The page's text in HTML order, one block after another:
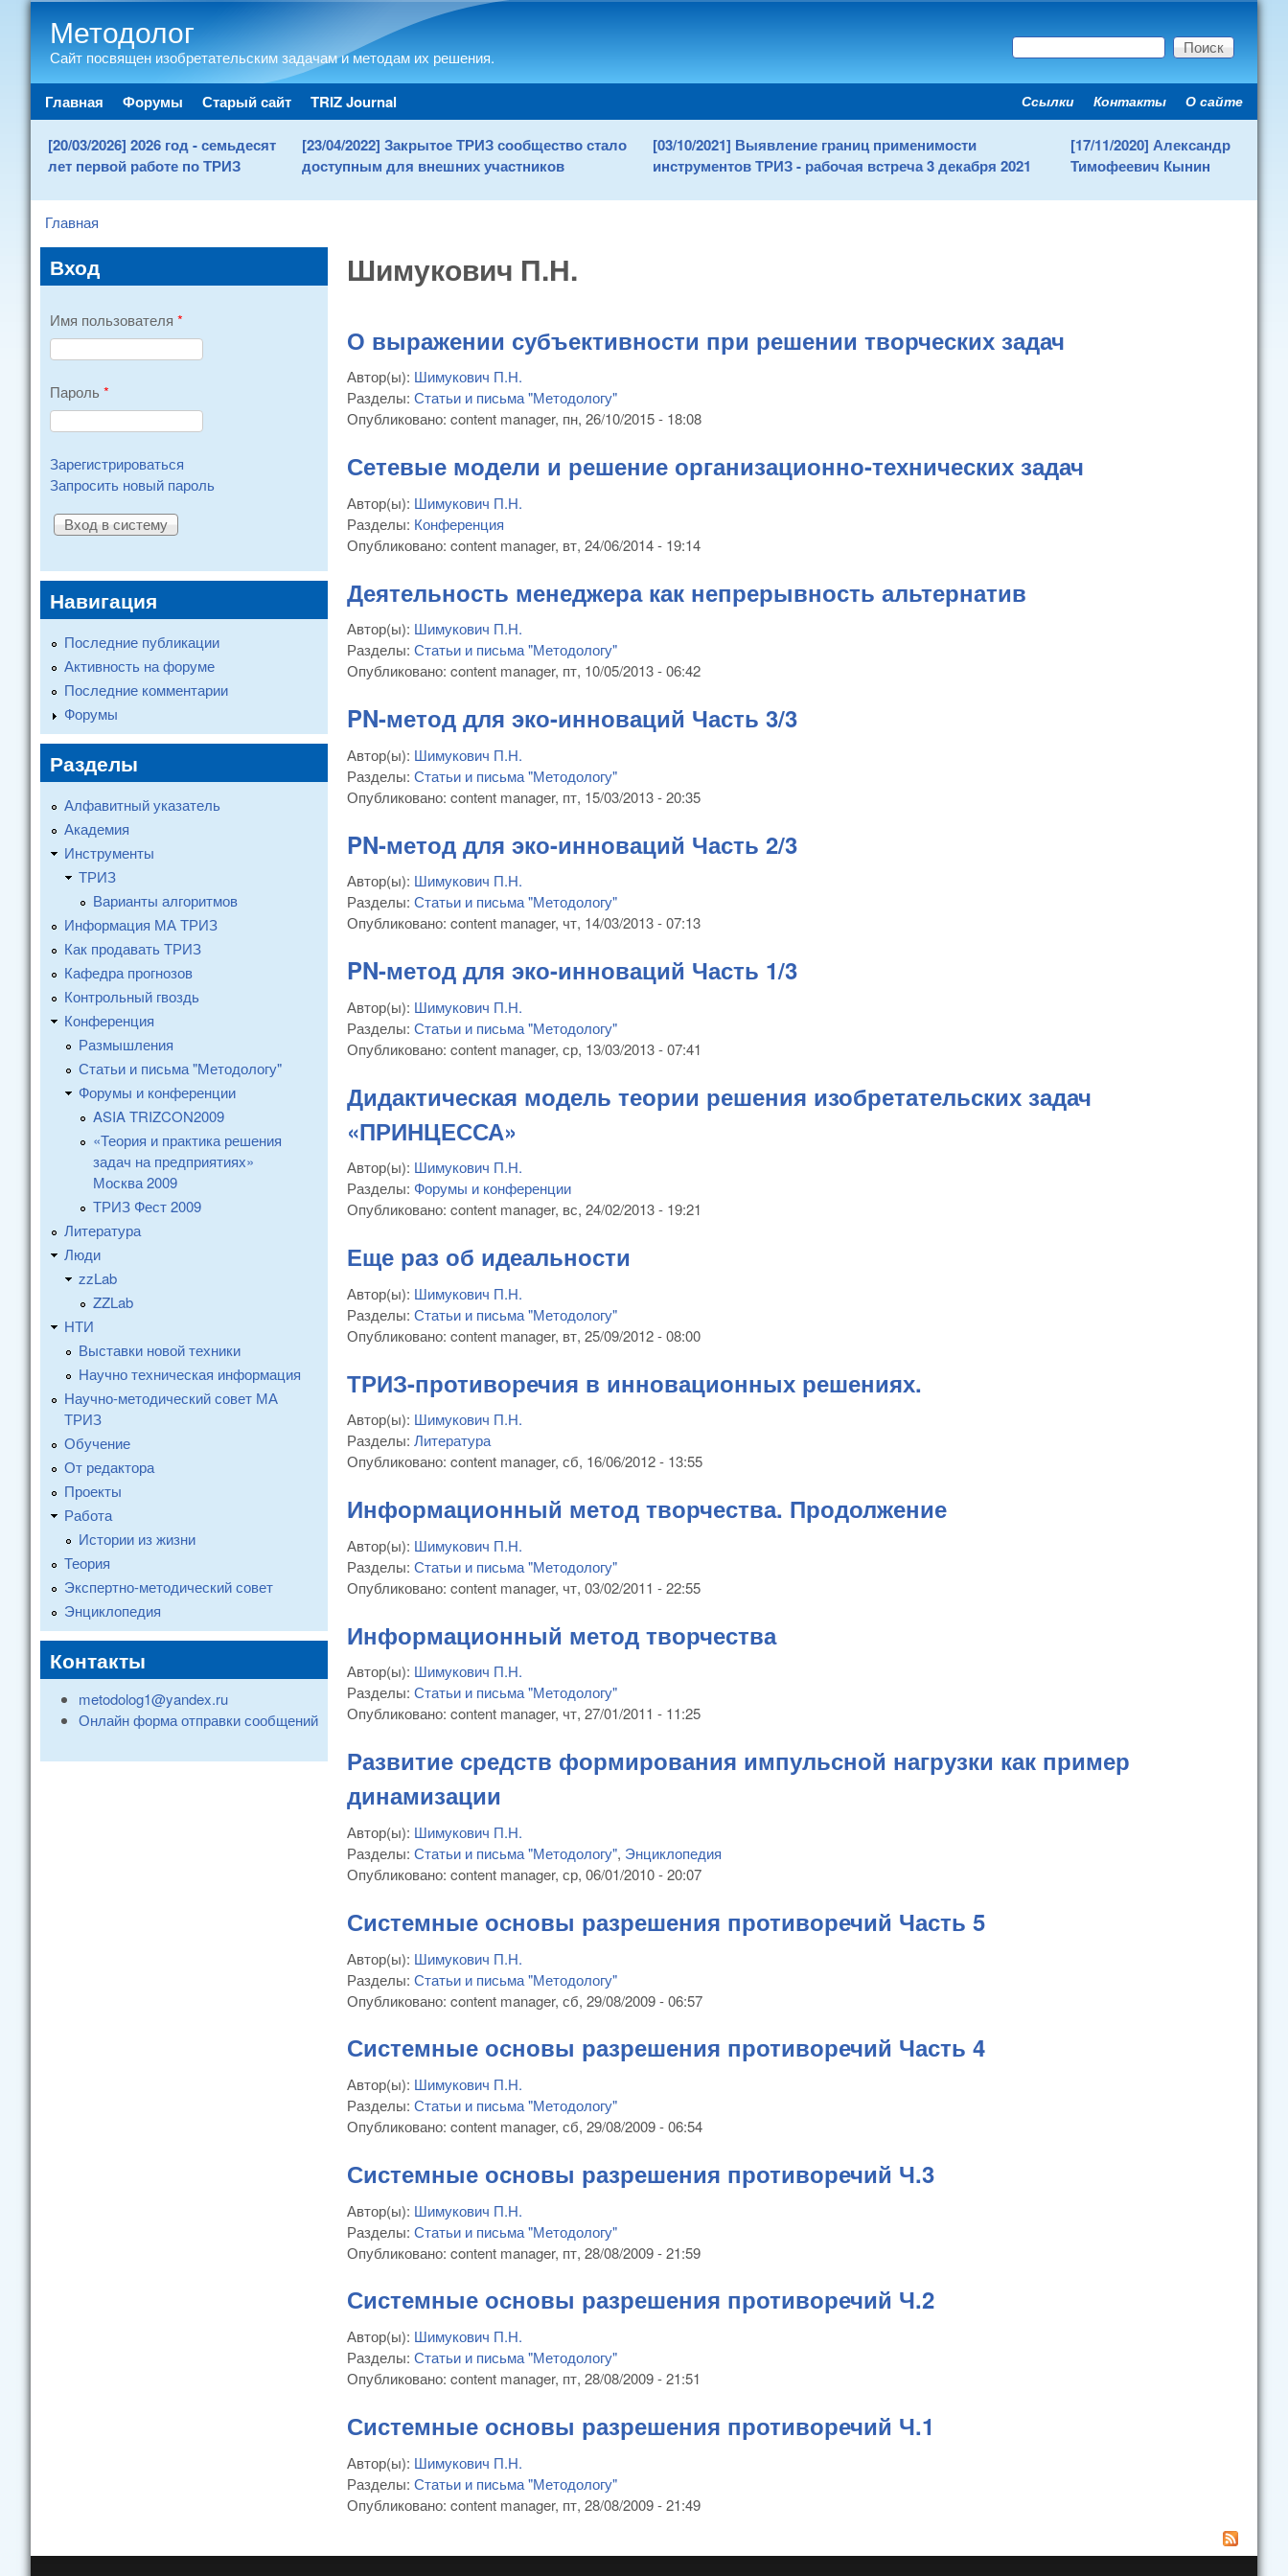
Методолог
Сайт посвящен изобретательским задачам и методам их решения. Форма поиска
Поиск
Main menu
Главная Форумы Старый сайт TRIZ Journal Secondary menu
Ссылки Контакты О сайте
[20/03/2026] 2026 год - семьдесят
лет первой работе по ТРИЗ
[23/04/2022] Закрытое ТРИЗ сообщество стало
доступным для внешних участников
[03/10/2021] Выявление границ применимости
инструментов ТРИЗ - рабочая встреча 3 декабря 2021
[17/11/2020] Александр
Тимофеевич Кынин
You are here
Главная
Шимукович П.Н.
О выражении субъективности при решении творческих задач
Автор(ы): Шимукович П.Н.
Разделы: Статьи и письма "Методологу"
Опубликовано: content manager, пн, 26/10/2015 - 18:08
Сетевые модели и решение организационно-технических задач
Автор(ы): Шимукович П.Н.
Разделы: Конференция
Опубликовано: content manager, вт, 24/06/2014 - 19:14
Деятельность менеджера как непрерывность альтернатив
Автор(ы): Шимукович П.Н.
Разделы: Статьи и письма "Методологу"
Опубликовано: content manager, пт, 10/05/2013 - 06:42
PN-метод для эко-инноваций Часть 3/3
Автор(ы): Шимукович П.Н.
Разделы: Статьи и письма "Методологу"
Опубликовано: content manager, пт, 15/03/2013 - 20:35
PN-метод для эко-инноваций Часть 2/3
Автор(ы): Шимукович П.Н.
Разделы: Статьи и письма "Методологу"
Опубликовано: content manager, чт, 14/03/2013 - 07:13
PN-метод для эко-инноваций Часть 1/3
Автор(ы): Шимукович П.Н.
Разделы: Статьи и письма "Методологу"
Опубликовано: content manager, ср, 13/03/2013 - 07:41
Дидактическая модель теории решения изобретательских задач
«ПРИНЦЕССА»
Автор(ы): Шимукович П.Н.
Разделы: Форумы и конференции
Опубликовано: content manager, вс, 24/02/2013 - 19:21
Еще раз об идеальности
Автор(ы): Шимукович П.Н.
Разделы: Статьи и письма "Методологу"
Опубликовано: content manager, вт, 25/09/2012 - 08:00
ТРИЗ-противоречия в инновационных решениях.
Автор(ы): Шимукович П.Н.
Разделы: Литература
Опубликовано: content manager, сб, 16/06/2012 - 13:55
Информационный метод творчества. Продолжение
Автор(ы): Шимукович П.Н.
Разделы: Статьи и письма "Методологу"
Опубликовано: content manager, чт, 03/02/2011 - 22:55
Информационный метод творчества
Автор(ы): Шимукович П.Н.
Разделы: Статьи и письма "Методологу"
Опубликовано: content manager, чт, 27/01/2011 - 11:25
Развитие средств формирования импульсной нагрузки как пример
динамизации
Автор(ы): Шимукович П.Н.
Разделы: Статьи и письма "Методологу", Энциклопедия
Опубликовано: content manager, ср, 06/01/2010 - 20:07
Системные основы разрешения противоречий Часть 5
Автор(ы): Шимукович П.Н.
Разделы: Статьи и письма "Методологу"
Опубликовано: content manager, сб, 29/08/2009 - 06:57
Системные основы разрешения противоречий Часть 4
Автор(ы): Шимукович П.Н.
Разделы: Статьи и письма "Методологу"
Опубликовано: content manager, сб, 29/08/2009 - 06:54
Системные основы разрешения противоречий Ч.3
Автор(ы): Шимукович П.Н.
Разделы: Статьи и письма "Методологу"
Опубликовано: content manager, пт, 28/08/2009 - 21:59
Системные основы разрешения противоречий Ч.2
Автор(ы): Шимукович П.Н.
Разделы: Статьи и письма "Методологу"
Опубликовано: content manager, пт, 28/08/2009 - 21:51
Системные основы разрешения противоречий Ч.1
Автор(ы): Шимукович П.Н.
Разделы: Статьи и письма "Методологу"
Опубликовано: content manager, пт, 28/08/2009 - 21:49
Вход
Имя пользователя *
Пароль *
Зарегистрироваться
Запросить новый пароль
Навигация
Последние публикации
Активность на форуме
Последние комментарии
Форумы
Разделы
Алфавитный указатель
Академия
Инструменты
ТРИЗ
Варианты алгоритмов
Информация МА ТРИЗ
Как продавать ТРИЗ
Кафедра прогнозов
Контрольный гвоздь
Конференция
Размышления
Статьи и письма "Методологу"
Форумы и конференции
ASIA TRIZCON2009
«Теория и практика решения
задач на предприятиях»
Москва 2009
ТРИЗ Фест 2009
Литература
Люди
zzLab
ZZLab
НТИ
Выставки новой техники
Научно техническая информация
Научно-методический совет МА
ТРИЗ
Обучение
От редактора
Проекты
Работа
Истории из жизни
Теория
Экспертно-методический совет
Энциклопедия
Контакты
metodolog1@yandex.ru
Онлайн форма отправки сообщений